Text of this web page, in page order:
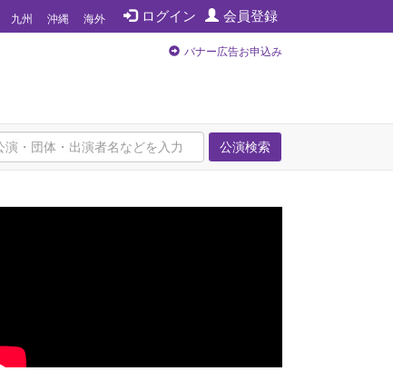
ログイン 会員登録
九州 沖縄 海外
バナー広告お申込み
公演検索